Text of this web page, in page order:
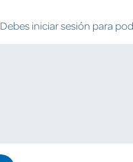
Debes iniciar sesión para